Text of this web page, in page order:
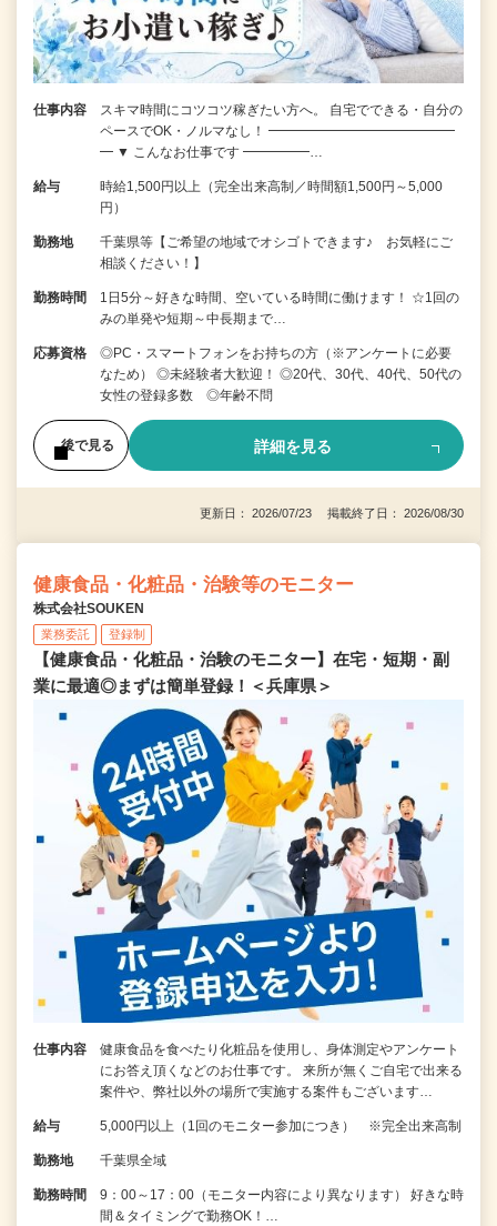
仕事内容
スキマ時間にコツコツ稼ぎたい方へ。 自宅でできる・自分の
ペースでOK・ノルマなし！ ━━━━━━━━━━━━━━
━ ▼ こんなお仕事です ━━━━━…
給与
時給1,500円以上（完全出来高制／時間額1,500円～5,000
円）
勤務地
千葉県等【ご希望の地域でオシゴトできます♪ お気軽にご
相談ください！】
勤務時間
1日5分～好きな時間、空いている時間に働けます！ ☆1回の
みの単発や短期～中長期まで…
応募資格
◎PC・スマートフォンをお持ちの方（※アンケートに必要
なため） ◎未経験者大歓迎！ ◎20代、30代、40代、50代の
女性の登録多数 ◎年齢不問
後で見る 詳細を見る
更新日： 2026/07/23 掲載終了日： 2026/08/30
健康食品・化粧品・治験等のモニター
株式会社SOUKEN
業務委託 登録制
【健康食品・化粧品・治験のモニター】在宅・短期・副
業に最適◎まずは簡単登録！＜兵庫県＞
仕事内容
健康食品を食べたり化粧品を使用し、身体測定やアンケート
にお答え頂くなどのお仕事です。 来所が無くご自宅で出来る
案件や、弊社以外の場所で実施する案件もございます…
給与 5,000円以上（1回のモニター参加につき） ※完全出来高制
勤務地 千葉県全域
勤務時間
9：00～17：00（モニター内容により異なります） 好きな時
間＆タイミングで勤務OK！…